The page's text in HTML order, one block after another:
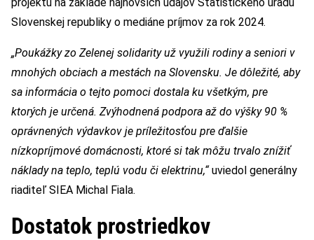
Slovenskej republiky o mediáne príjmov za rok 2024.
„Poukážky zo Zelenej solidarity už využili rodiny a seniori v
mnohých obciach a mestách na Slovensku. Je dôležité, aby
sa informácia o tejto pomoci dostala ku všetkým, pre
ktorých je určená. Zvýhodnená podpora až do výšky 90 %
oprávnených výdavkov je príležitosťou pre ďalšie
nízkopríjmové domácnosti, ktoré si tak môžu trvalo znížiť
náklady na teplo, teplú vodu či elektrinu,“uviedol generálny
riaditeľ SIEA Michal Fiala.
Dostatok prostriedkov